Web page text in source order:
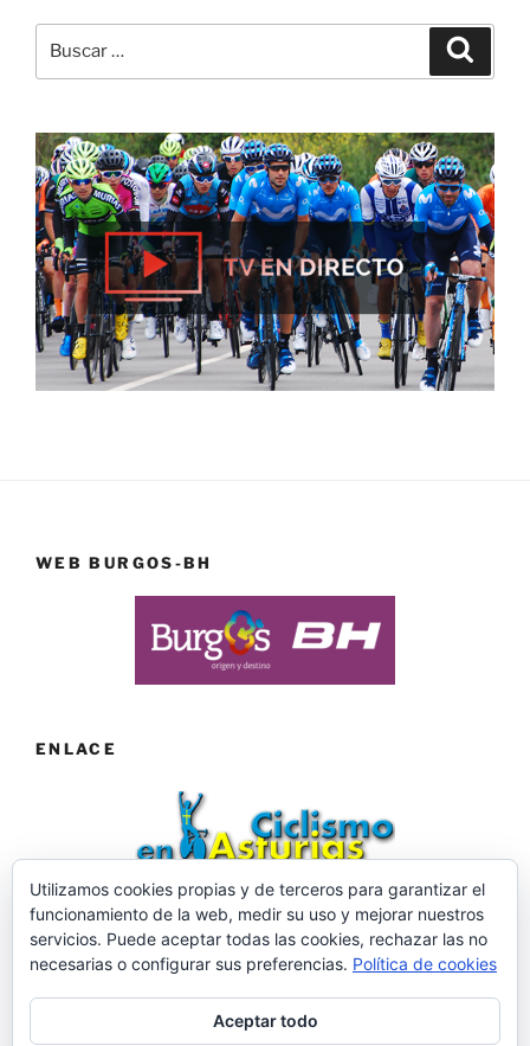
por:
WEB BURGOS-BH
ENLACE
Web desarrollada por ©Roberto Menéndez Mateos
Utilizamos cookies propias y de terceros para garantizar el
funcionamiento de la web, medir su uso y mejorar nuestros
servicios. Puede aceptar todas las cookies, rechazar las no
necesarias o configurar sus preferencias. Política de cookies
Aceptar todo